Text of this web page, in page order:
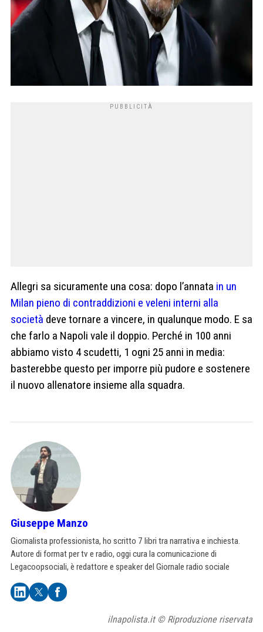
Allegri sa sicuramente una cosa: dopo l’annata in un
Milan pieno di contraddizioni e veleni interni alla
società deve tornare a vincere, in qualunque modo. E sa
che farlo a Napoli vale il doppio. Perché in 100 anni
abbiamo visto 4 scudetti, 1 ogni 25 anni in media:
basterebbe questo per imporre più pudore e sostenere
il nuovo allenatore insieme alla squadra.
Giuseppe Manzo
Giornalista professionista, ho scritto 7 libri tra narrativa e inchiesta.
Autore di format per tv e radio, oggi cura la comunicazione di
Legacoopsociali, è redattore e speaker del Giornale radio sociale
ilnapolista.it © Riproduzione riservata